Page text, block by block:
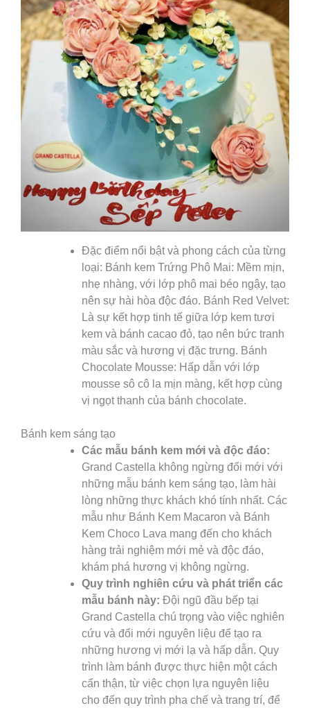
Đặc điểm nổi bật và phong cách của từng
loại: Bánh kem Trứng Phô Mai: Mềm mịn,
nhẹ nhàng, với lớp phô mai béo ngậy, tạo
nên sự hài hòa độc đáo. Bánh Red Velvet:
Là sự kết hợp tinh tế giữa lớp kem tươi
kem và bánh cacao đỏ, tạo nên bức tranh
màu sắc và hương vị đặc trưng. Bánh
Chocolate Mousse: Hấp dẫn với lớp
mousse sô cô la mịn màng, kết hợp cùng
vị ngọt thanh của bánh chocolate.
Bánh kem sáng tạo
Các mẫu bánh kem mới và độc đáo:
Grand Castella không ngừng đổi mới với
những mẫu bánh kem sáng tạo, làm hài
lòng những thực khách khó tính nhất. Các
mẫu như Bánh Kem Macaron và Bánh
Kem Choco Lava mang đến cho khách
hàng trải nghiệm mới mẻ và độc đáo,
khám phá hương vị không ngừng.
Quy trình nghiên cứu và phát triển các
mẫu bánh này: Đội ngũ đầu bếp tại
Grand Castella chú trọng vào việc nghiên
cứu và đổi mới nguyên liệu để tạo ra
những hương vị mới lạ và hấp dẫn. Quy
trình làm bánh được thực hiện một cách
cẩn thận, từ việc chọn lựa nguyên liệu
cho đến quy trình pha chế và trang trí, để